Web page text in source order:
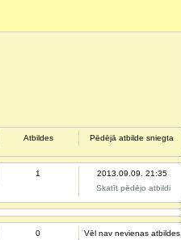
Pēdējā atbilde sniegta
Atbildes
2013.09.09. 21:35
Skatīt pēdējo atbildi
1
Vēl nav nevienas atbildes
0